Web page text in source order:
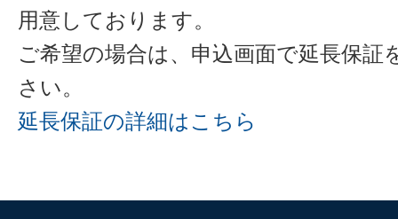
用意しております。
ご希望の場合は、申込画面で延長保証
さい。
延長保証の詳細はこちら